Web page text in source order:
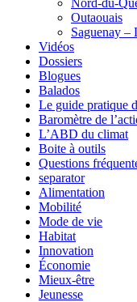
Outaouais
Saguenay –
Vidéos
Dossiers
Blogues
Balados
Le guide pratique
Baromètre de
L’ABD du climat
Boite à outils
Questions
separator
Alimentation
Mobilité
Mode de vie
Habitat
Innovation
Économie
Mieux-être
Jeunesse